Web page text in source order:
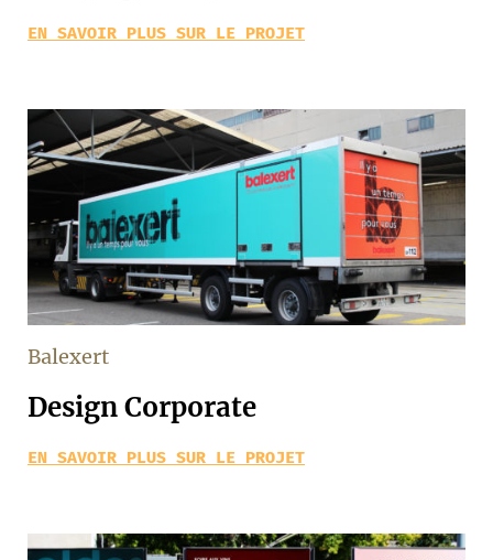
EN SAVOIR PLUS SUR LE PROJET
Balexert
Design Corporate
EN SAVOIR PLUS SUR LE PROJET